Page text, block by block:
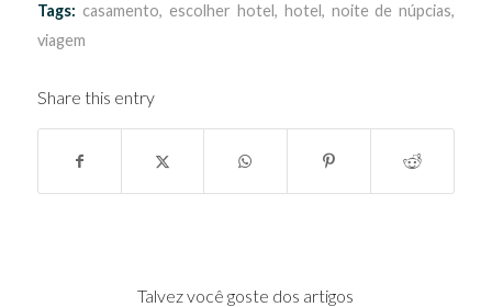
Tags: casamento, escolher hotel, hotel, noite de núpcias,
viagem
Share this entry
Talvez você goste dos artigos